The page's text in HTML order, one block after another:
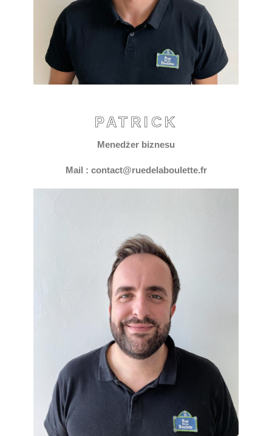
PATRICK
Menedżer biznesu
Mail : contact@ruedelaboulette.fr